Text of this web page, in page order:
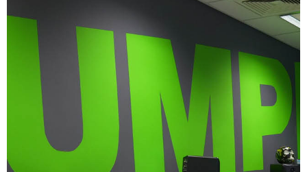
Aanleverspecificaties
Nieuws
Bestelmodule
Contact